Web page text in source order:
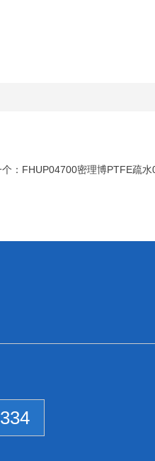
： FHUP04700密理博PTFE疏